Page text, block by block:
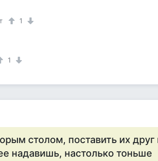
1
1
столом, поставить их друг
надавишь, настолько тоньше